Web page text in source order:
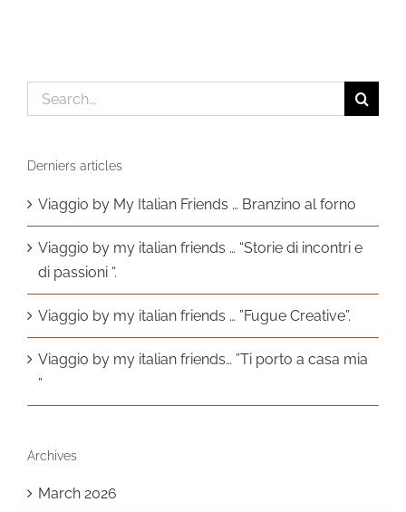
Search
for:
Derniers articles
Viaggio by My Italian Friends … Branzino al forno
Viaggio by my italian friends … “Storie di incontri e
di passioni “.
Viaggio by my italian friends … ”Fugue Creative”.
Viaggio by my italian friends… ”Ti porto a casa mia
”
Archives
March 2026